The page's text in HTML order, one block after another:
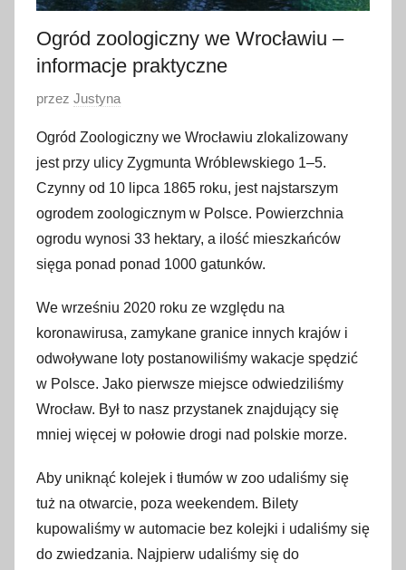
Ogród zoologiczny we Wrocławiu –
informacje praktyczne
O
u
b
l
i
k
o
a
n
o
2
1
p
ź
d
z
przez Justyna
Ogród Zoologiczny we Wrocławiu zlokalizowany
jest przy ulicy Zygmunta Wróblewskiego 1–5.
Czynny od 10 lipca 1865 roku, jest najstarszym
ogrodem zoologicznym w Polsce. Powierzchnia
ogrodu wynosi 33 hektary, a ilość mieszkańców
sięga ponad ponad 1000 gatunków.
We wrześniu 2020 roku ze względu na
koronawirusa, zamykane granice innych krajów i
odwoływane loty postanowiliśmy wakacje spędzić
w Polsce. Jako pierwsze miejsce odwiedziliśmy
Wrocław. Był to nasz przystanek znajdujący się
mniej więcej w połowie drogi nad polskie morze.
Aby uniknąć kolejek i tłumów w zoo udaliśmy się
tuż na otwarcie, poza weekendem. Bilety
kupowaliśmy w automacie bez kolejki i udaliśmy się
do zwiedzania. Najpierw udaliśmy się do